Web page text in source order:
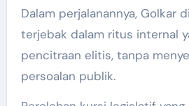
Dalam perjalanannya, Golkar
terjebak dalam ritus internal
pencitraan elitis, tanpa
persoalan publik.